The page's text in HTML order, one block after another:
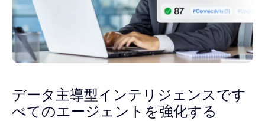
データ主導型インテリジェンスです
べてのエージェントを強化する